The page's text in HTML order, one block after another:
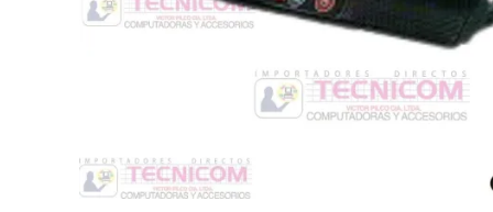
Accesorios y Periféricos
Software